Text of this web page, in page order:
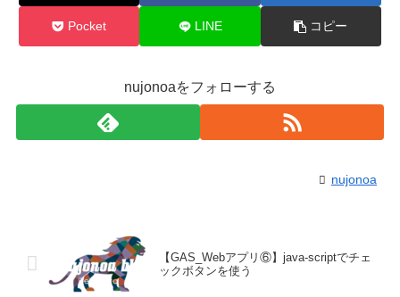
Pocket LINE コピー
nujonoaをフォローする
nujonoa
【GAS_Webアプリ⑥】java-scriptでチェ
ックボタンを使う